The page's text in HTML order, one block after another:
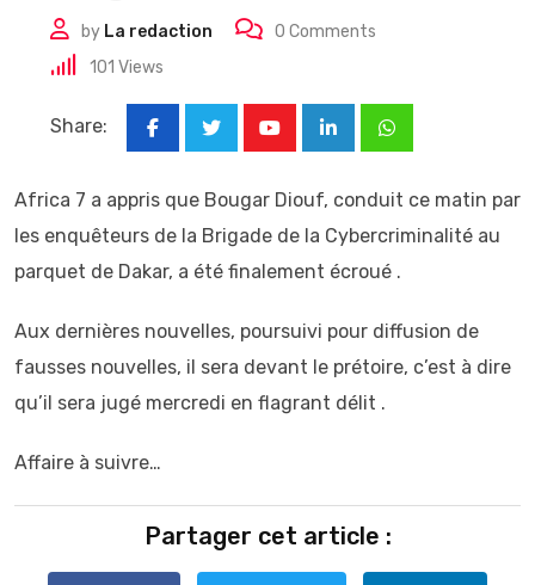
by La redaction 0 Comments
101 Views
Share:
LinkedInWhatsapp
Africa 7 a appris que Bougar Diouf, conduit ce matin par
les enquêteurs de la Brigade de la Cybercriminalité au
parquet de Dakar, a été finalement écroué .
Aux dernières nouvelles, poursuivi pour diffusion de
fausses nouvelles, il sera devant le prétoire, c’est à dire
qu’il sera jugé mercredi en flagrant délit .
Affaire à suivre…
Partager cet article :